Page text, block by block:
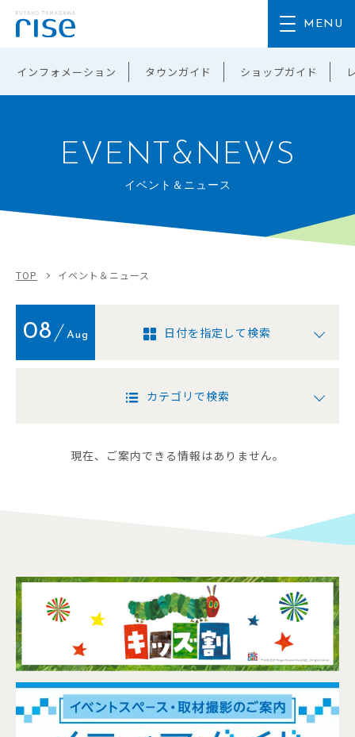
インフォメーション タウンガイド ショップガイド
EVENT&NEWS
イベント＆ニュース
TOP イベント＆ニュース
08 Aug 日付を指定して検索
カテゴリで検索
現在、ご案内できる情報はありません。